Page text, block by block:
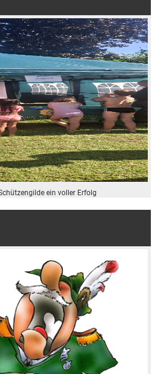
ein voller Erfolg